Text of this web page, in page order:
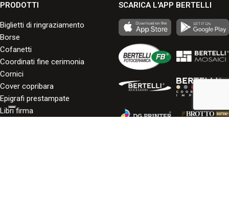
PRODOTTI
Biglietti di ringraziamento
Borse
Cofanetti
Coordinati fine cerimonia
Cornici
Cover copribara
Epigrafi prestampate
Libri firma
SCARICA L'APP BERTELLI